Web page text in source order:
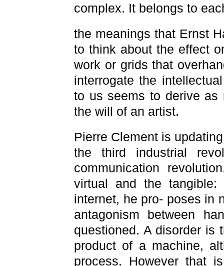
complex. It belongs to
the meanings that Ernst
to think about the effect
work or grids that
interrogate the
to us seems to derive as
the will of an artist.
Pierre Clement is
the third industrial
communication
virtual and the
internet, he pro- poses in
antagonism between
questioned. A disorder is
product of a machine,
process. However that